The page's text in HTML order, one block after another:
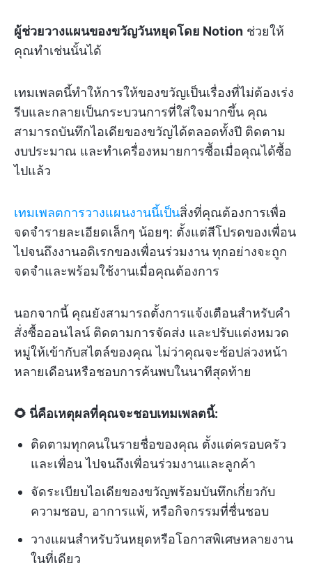
ผู้ช่วยวางแผนของขวัญวันหยุดโดย Notion ช่วยให้
คุณทำเช่นนั้นได้
เทมเพลตนี้ทำให้การให้ของขวัญเป็นเรื่องที่ไม่ต้องเร่ง
รีบและกลายเป็นกระบวนการที่ใส่ใจมากขึ้น คุณ
สามารถบันทึกไอเดียของขวัญได้ตลอดทั้งปี ติดตาม
งบประมาณ และทำเครื่องหมายการซื้อเมื่อคุณได้ซื้อ
ไปแล้ว
เทมเพลตการวางแผนงานนี้เป็นสิ่งที่คุณต้องการเพื่อ
จดจำรายละเอียดเล็กๆ น้อยๆ: ตั้งแต่สีโปรดของเพื่อน
ไปจนถึงงานอดิเรกของเพื่อนร่วมงาน ทุกอย่างจะถูก
จดจำและพร้อมใช้งานเมื่อคุณต้องการ
นอกจากนี้ คุณยังสามารถตั้งการแจ้งเตือนสำหรับคำ
สั่งซื้อออนไลน์ ติดตามการจัดส่ง และปรับแต่งหมวด
หมู่ให้เข้ากับสไตล์ของคุณ ไม่ว่าคุณจะช้อปล่วงหน้า
หลายเดือนหรือชอบการค้นพบในนาทีสุดท้าย
🌻 นี่คือเหตุผลที่คุณจะชอบเทมเพลตนี้:
ติดตามทุกคนในรายชื่อของคุณ ตั้งแต่ครอบครัว
และเพื่อน ไปจนถึงเพื่อนร่วมงานและลูกค้า
จัดระเบียบไอเดียของขวัญพร้อมบันทึกเกี่ยวกับ
ความชอบ, อาการแพ้, หรือกิจกรรมที่ชื่นชอบ
วางแผนสำหรับวันหยุดหรือโอกาสพิเศษหลายงาน
ในที่เดียว